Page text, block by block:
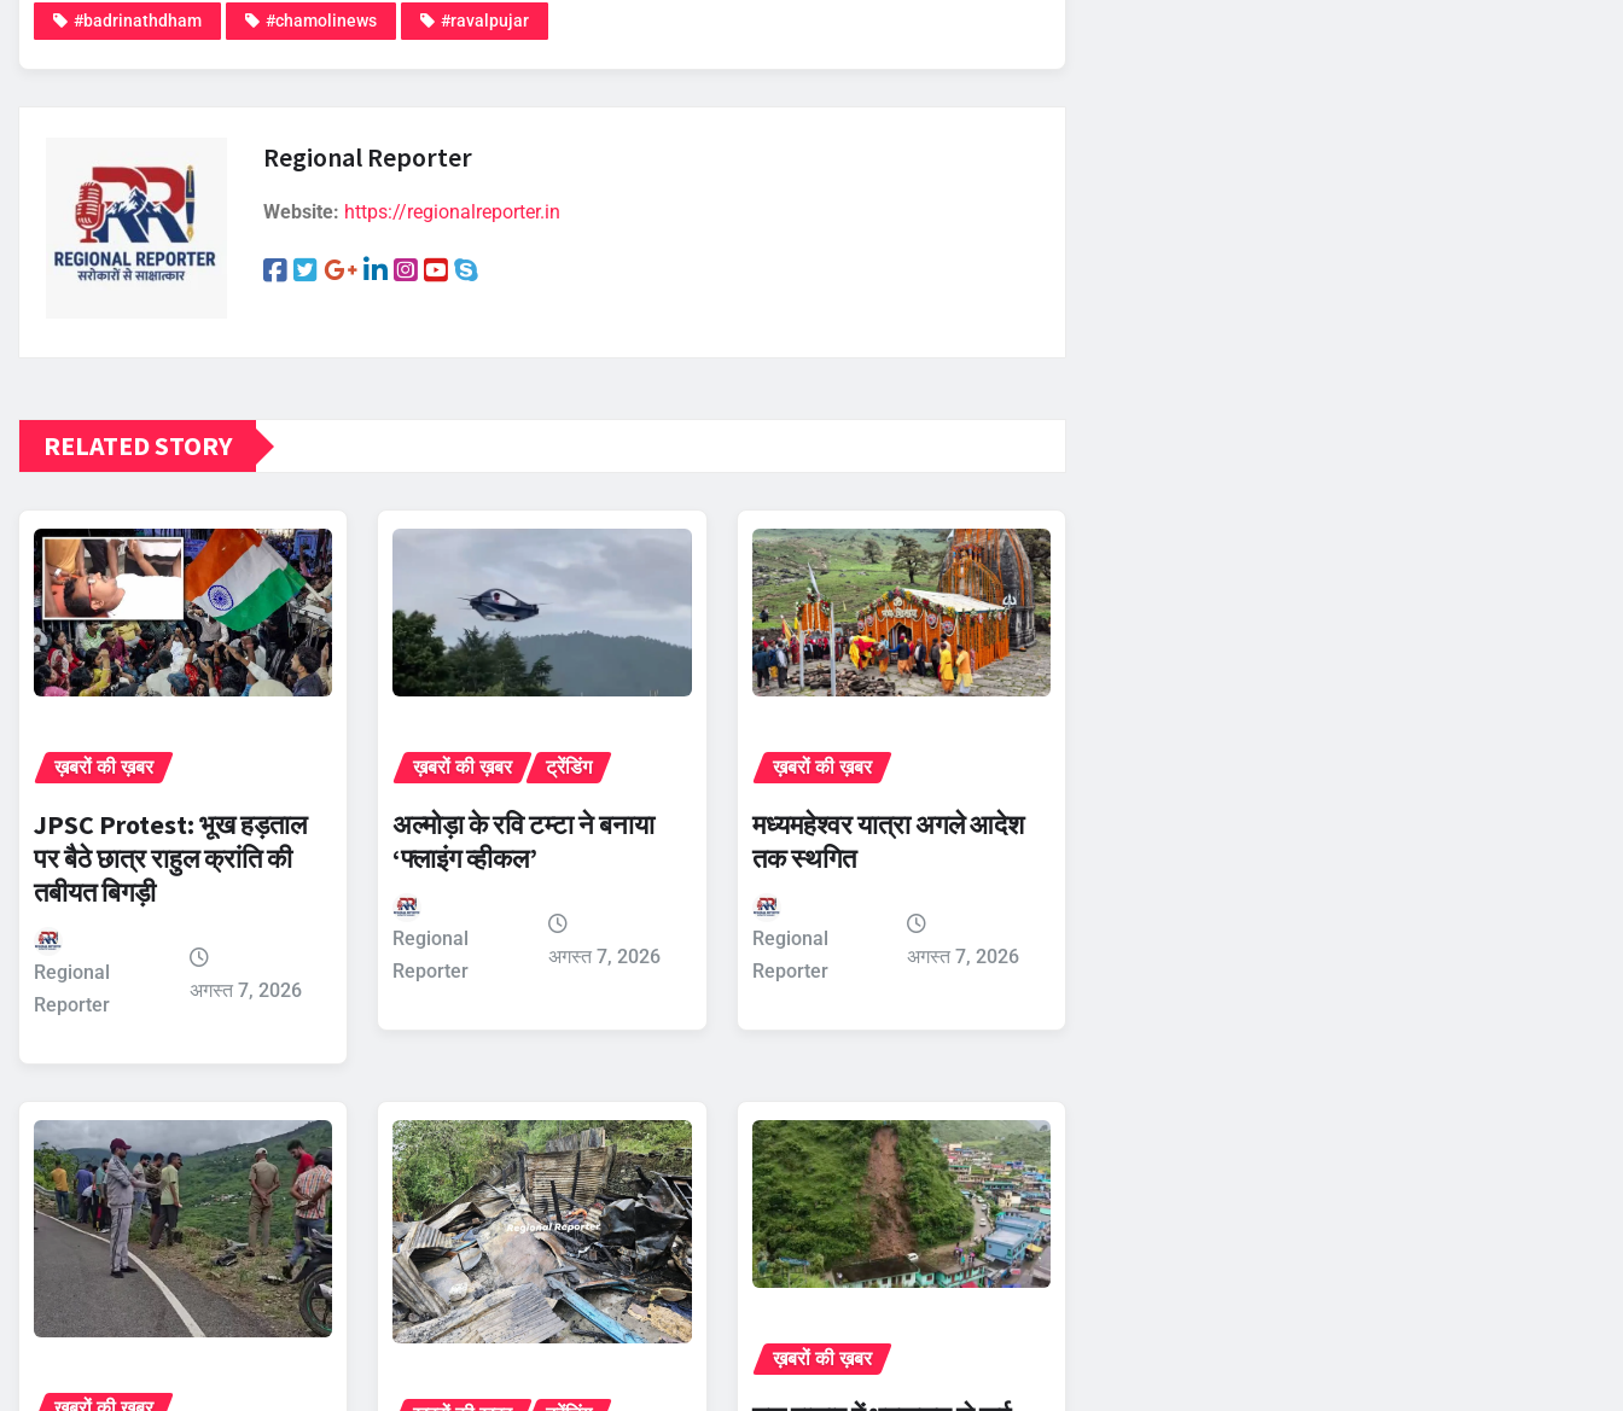
#badrinathdham #chamolinews #ravalpujar
Regional Reporter
Website: https://regionalreporter.in
RELATED STORY
ख़बरों की ख़बर
JPSC Protest: भूख हड़ताल
पर बैठे छात्र राहुल क्रांति की
तबीयत बिगड़ी
Regional
Reporter
अगस्त 7, 2026
ख़बरों की ख़बर ट्रेंडिंग
अल्मोड़ा के रवि टम्टा ने बनाया
‘फ्लाइंग व्हीकल’
Regional
Reporter
अगस्त 7, 2026
ख़बरों की ख़बर
मध्यमहेश्वर यात्रा अगले आदेश
तक स्थगित
Regional
Reporter
अगस्त 7, 2026
ख़बरों की ख़बर